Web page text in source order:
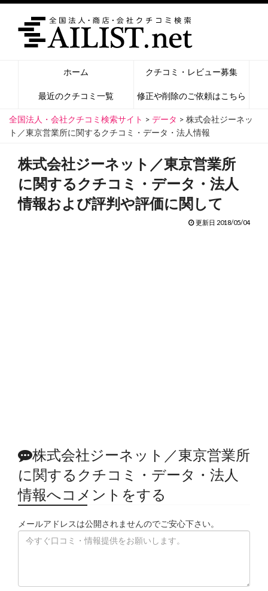
ホーム クチコミ・レビュー募集
最近のクチコミ一覧 修正や削除のご依頼はこちら
全国法人・会社クチコミ検索サイト > データ > 株式会社ジーネッ
ト／東京営業所に関するクチコミ・データ・法人情報
株式会社ジーネット／東京営業所
に関するクチコミ・データ・法人
情報および評判や評価に関して
更新日 2018/05/04
株式会社ジーネット／東京営業所
に関するクチコミ・データ・法人
情報へコメントをする
メールアドレスは公開されませんのでご安心下さい。